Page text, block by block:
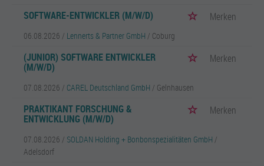
SOFTWARE-ENTWICKLER (M/W/D) Merken
06.08.2026 / Lennerts & Partner GmbH / Coburg
(JUNIOR) SOFTWARE ENTWICKLER
(M/W/D)
Merken
07.08.2026 / CAREL Deutschland GmbH / Gelnhausen
PRAKTIKANT FORSCHUNG &
ENTWICKLUNG (M/W/D)
Merken
07.08.2026 / SOLDAN Holding + Bonbonspezialitäten GmbH /
Adelsdorf